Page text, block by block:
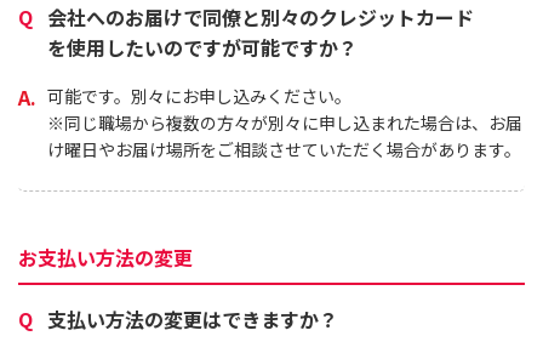
睡眠・ストレスが気になる方に お通じを改善
会社へのお届けで同僚と別々のクレジットカード
を使用したいのですが可能ですか？
可能です。別々にお申し込みください。
※同じ職場から複数の方々が別々に申し込まれた場合は、お届
け曜日やお届け場所をご相談させていただく場合があります。
お支払い方法の変更
支払い方法の変更はできますか？